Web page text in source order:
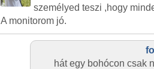
személyed teszi ,hogy
A monitorom jó.
hát egy bohócon csak